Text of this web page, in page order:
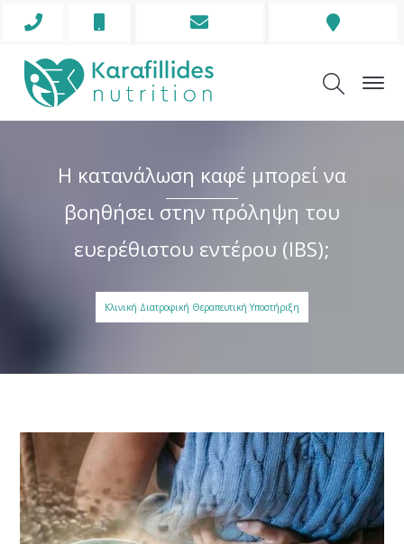
Phone
Envelope
Address
Η κατανάλωση καφέ μπορεί να
βοηθήσει στην πρόληψη του
ευερέθιστου εντέρου (IBS);
Κλινική Διατροφική Θεραπευτική Υποστήριξη